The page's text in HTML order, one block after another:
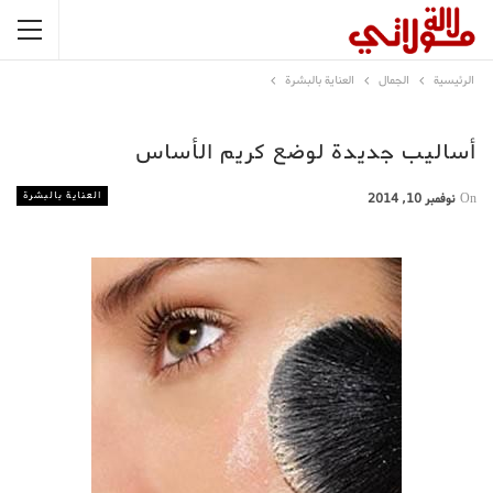
الرئيسية الجمال العناية بالبشرة
أساليب جديدة لوضع كريم الأساس
العناية بالبشرة On نوفمبر 10, 2014